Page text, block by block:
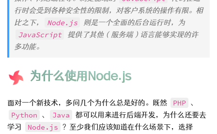
行时会受到各种安全性的限制，对客户系统的操作有限。相
比之下，
Node.js
则是一个全面的后台运行时，为
JavaScript
提供了其他（服务端）语言能够实现的许
多功能。
为什么使用Node.js
面对一个新技术，多问几个为什么总是好的。既然 PHP 、
Python 、 Java
都可以用来进行后端开发，为什么还要去
学习
Node.js ？至少我们应该知道在什么场景下，选择